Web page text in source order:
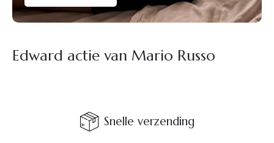
Edward actie van Mario Russo
Snelle verzending